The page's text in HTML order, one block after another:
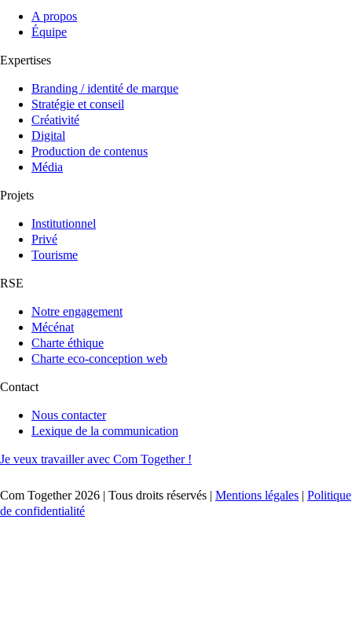
A propos
Équipe
Expertises
Branding / identité de marque
Stratégie et conseil
Créativité
Digital
Production de contenus
Média
Projets
Institutionnel
Privé
Tourisme
RSE
Notre engagement
Mécénat
Charte éthique
Charte eco-conception web
Contact
Nous contacter
Lexique de la communication
Je veux travailler avec Com Together !
Com Together 2026 | Tous droits réservés | Mentions légales | Politique
de confidentialité